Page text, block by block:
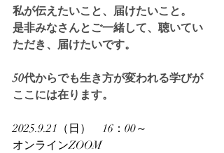
私が伝えたいこと、届けたいこと。
是非みなさんとご一緒して、聴いてい
ただき、届けたいです。
50代からでも生き方が変われる学びが
ここには在ります。
2025.9.21（日）　16：00～
オンラインZOOM